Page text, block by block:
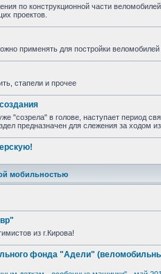
по конструкционной части
проектов.
применять для постройки
стапели и прочее
"созрела" в голове, наступает период
предназначен для слежения за ходом
мобильностью
из г.Кирова!
фонда "Адели"